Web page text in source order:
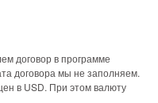
договор в программе
договора мы не заполняем.
в USD. При этом валюту